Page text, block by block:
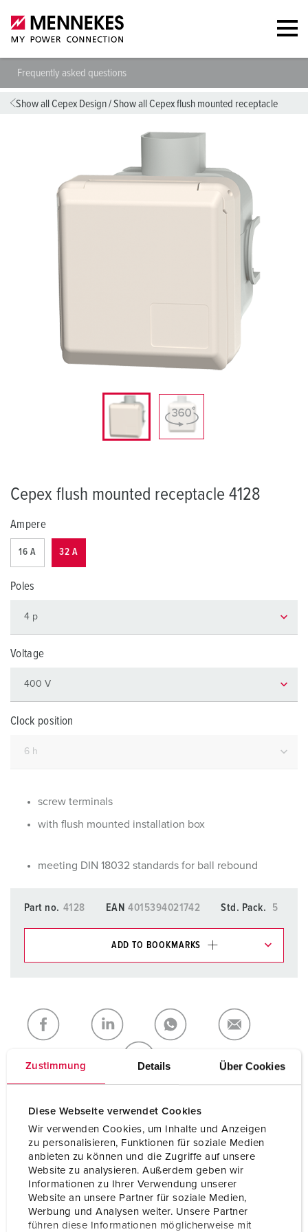
Zustimmung Details Über Cookies
Diese Webseite verwendet Cookies
Wir verwenden Cookies, um Inhalte und Anzeigen
zu personalisieren, Funktionen für soziale Medien
anbieten zu können und die Zugriffe auf unsere
Website zu analysieren. Außerdem geben wir
Informationen zu Ihrer Verwendung unserer
Website an unsere Partner für soziale Medien,
Werbung und Analysen weiter. Unsere Partner
führen diese Informationen möglicherweise mit
Frequently asked questions
Show all Cepex Design/Show all Cepex flush mounted receptacle
Cepex flush mounted receptacle 4128
Ampere
16 A 32 A
Poles
Voltage
Clock position
screw terminals
with flush mounted installation box
meeting DIN 18032 standards for ball rebound
Part no. 4128 EAN 4015394021742 Std. Pack. 5
ADD TO BOOKMARKS
My list ADD
CREATE A NEW LIST
Technical specifications
Cepex flush mounted receptacle 4128
Ampere 32 A
Poles 4 p